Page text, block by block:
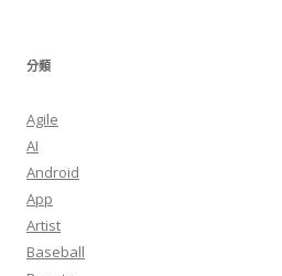
分類
Agile
AI
Android
App
Artist
Baseball